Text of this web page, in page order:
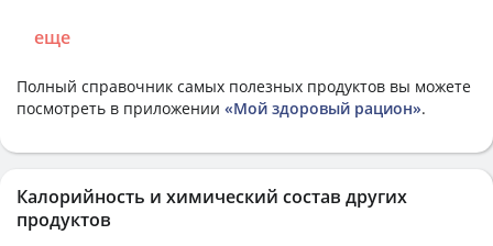
еще
Полный справочник самых полезных продуктов вы можете
посмотреть в приложении «Мой здоровый рацион».
Калорийность и химический состав других
продуктов